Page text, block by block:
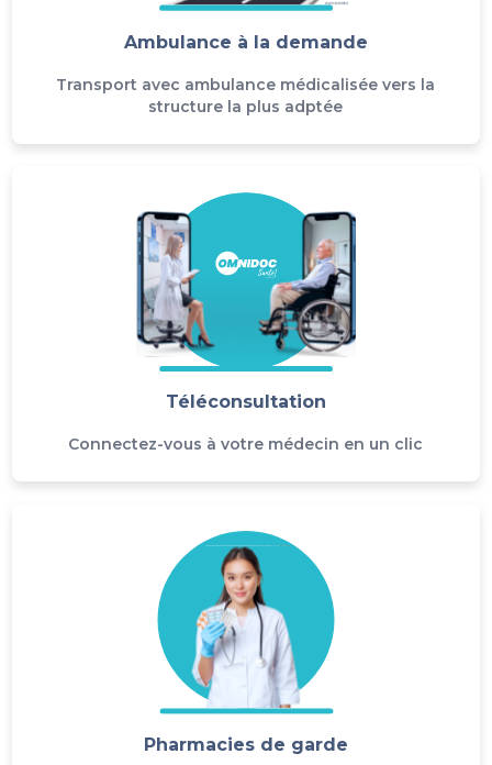
Ambulance à la demande
Transport avec ambulance médicalisée vers la
structure la plus adptée
Téléconsultation
Connectez-vous à votre médecin en un clic
Pharmacies de garde